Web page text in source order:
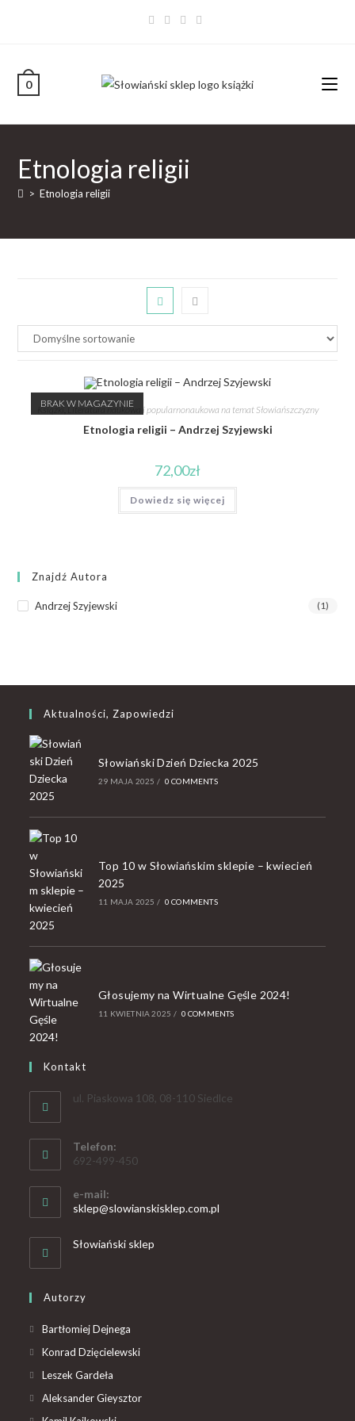
0
Etnologia religii
> Etnologia religii
BRAK W MAGAZYNIE
Książki, Literatura naukowa i popularnonaukowa na temat Słowiańszczyzny
Etnologia religii – Andrzej Szyjewski
72,00zł
Dowiedz się więcej
Znajdź Autora
Andrzej Szyjewski (1)
Aktualności, Zapowiedzi
Słowiański Dzień Dziecka 2025
29 MAJA 2025 / 0 COMMENTS
Top 10 w Słowiańskim sklepie – kwiecień
2025
11 MAJA 2025 / 0 COMMENTS
Głosujemy na Wirtualne Gęśle 2024!
11 KWIETNIA 2025 / 0 COMMENTS
Kontakt
ul. Piaskowa 108, 08-110 Siedlce
Telefon:
692-499-450
e-mail:
sklep@slowianskisklep.com.pl
Słowiański sklep
Autorzy
Bartłomiej Dejnega
Konrad Dzięcielewski
Leszek Gardeła
Aleksander Gieysztor